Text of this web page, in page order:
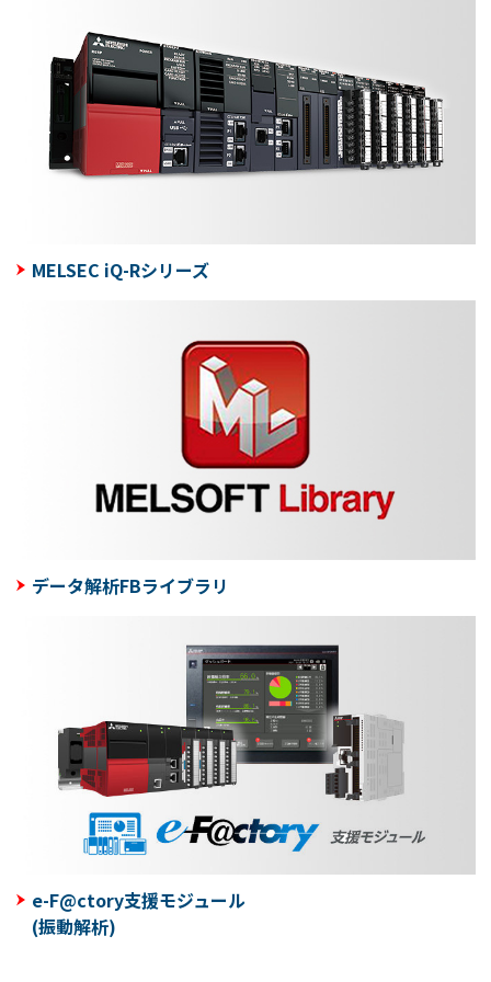
MELSEC iQ-Rシリーズ
データ解析FBライブラリ
e-F@ctory支援モジュール
(振動解析)